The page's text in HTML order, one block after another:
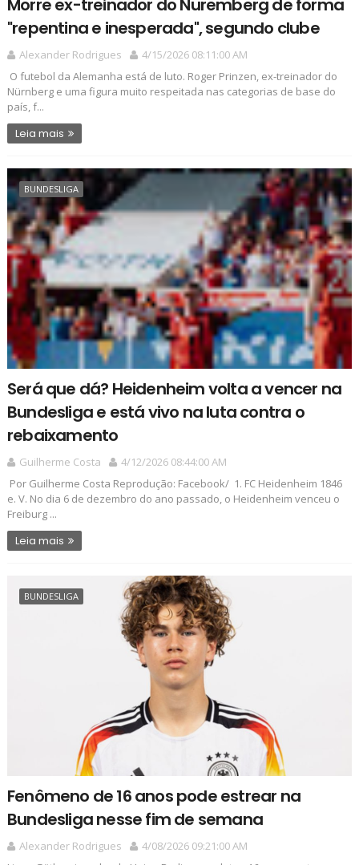
Morre ex-treinador do Nuremberg de forma
"repentina e inesperada", segundo clube
Alexander Rodrigues
4/15/2026 08:11:00 AM
O futebol da Alemanha está de luto. Roger Prinzen, ex-treinador do
Nürnberg e uma figura muito respeitada nas categorias de base do
país, f...
Leia mais
BUNDESLIGA
Será que dá? Heidenheim volta a vencer na
Bundesliga e está vivo na luta contra o
rebaixamento
Guilherme Costa
4/12/2026 08:44:00 AM
Por Guilherme Costa Reprodução: Facebook/ 1. FC Heidenheim 1846
e. V. No dia 6 de dezembro do ano passado, o Heidenheim venceu o
Freiburg ...
Leia mais
BUNDESLIGA
Fenômeno de 16 anos pode estrear na
Bundesliga nesse fim de semana
Alexander Rodrigues
4/08/2026 09:21:00 AM